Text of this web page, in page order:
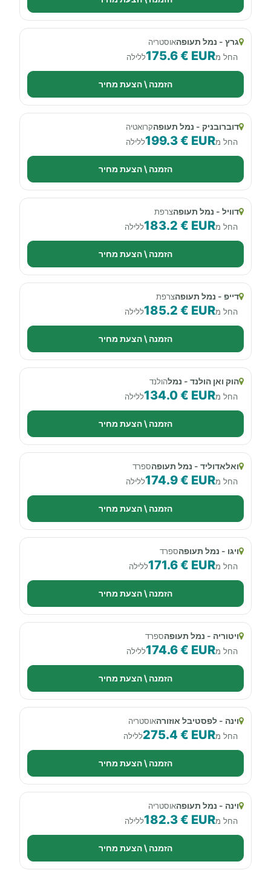
גרץ - נמל תעופהאוסטריה
החל מ175.6 € EURללילה
הזמנה \ הצעת מחיר
דוברובניק - נמל תעופהקרואטיה
החל מ199.3 € EURללילה
הזמנה \ הצעת מחיר
דוויל - נמל תעופהצרפת
החל מ183.2 € EURללילה
הזמנה \ הצעת מחיר
דייפ - נמל תעופהצרפת
החל מ185.2 € EURללילה
הזמנה \ הצעת מחיר
הוק ואן הולנד - נמלהולנד
החל מ134.0 € EURללילה
הזמנה \ הצעת מחיר
ואלאדוליד - נמל תעופהספרד
החל מ174.9 € EURללילה
הזמנה \ הצעת מחיר
ויגו - נמל תעופהספרד
החל מ171.6 € EURללילה
הזמנה \ הצעת מחיר
ויטוריה - נמל תעופהספרד
החל מ174.6 € EURללילה
הזמנה \ הצעת מחיר
וינה - לפסטיבל אוזורהאוסטריה
החל מ275.4 € EURללילה
הזמנה \ הצעת מחיר
וינה - נמל תעופהאוסטריה
החל מ182.3 € EURללילה
הזמנה \ הצעת מחיר